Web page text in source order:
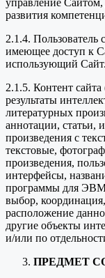
развития
2.1.4. Пользователь
имеющее доступ к
использующий Сайт.
2.1.5. Контент
результаты
литературных
аннотации, статьи,
произведения с
текстовые,
произведения,
интерфейсы,
программы для ЭВМ,
выбор,
расположение
другие объекты
и/или по
ПРЕДМЕТ